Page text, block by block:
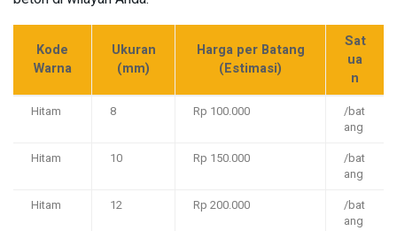
Kode
Warna
Ukuran
(mm)
Harga per Batang
(Estimasi)
Sat
ua
n
Hitam 8 Rp 100.000
/bat
ang
Hitam
10 Rp 150.000
/bat
ang
Hitam
12 Rp 200.000
/bat
ang